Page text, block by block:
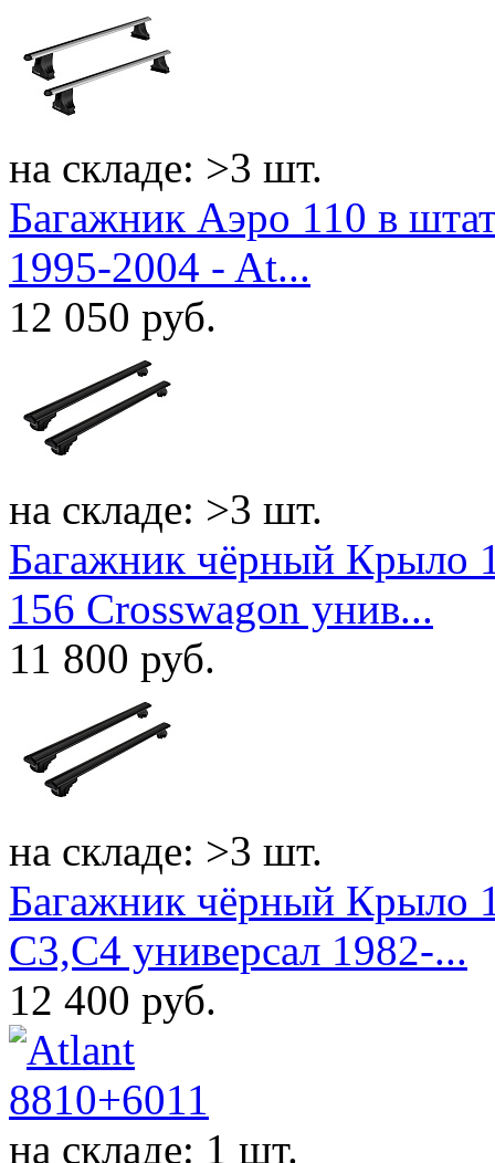
на складе: >3 шт.
Багажник Аэро 110 в
1995-2004 - At...
12 050 руб.
на складе: >3 шт.
Багажник чёрный Крыло
156 Crosswagon унив...
11 800 руб.
на складе: >3 шт.
Багажник чёрный Крыло
C3,C4 универсал 1982-...
12 400 руб.
на складе: 1 шт.